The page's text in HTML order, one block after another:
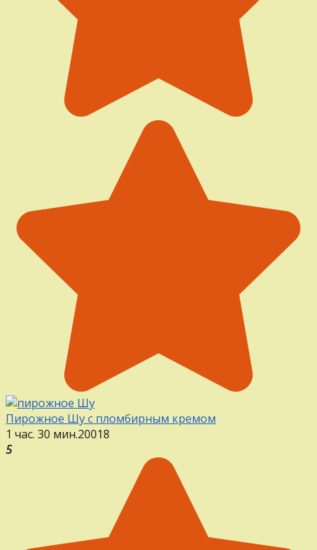
Пирожное Шу с пломбирным кремом
1 час. 30 мин.20018
5